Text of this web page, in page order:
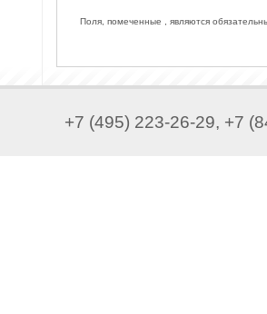
Поля, помеченные , являются
+7 (495) 223-26-29, +7